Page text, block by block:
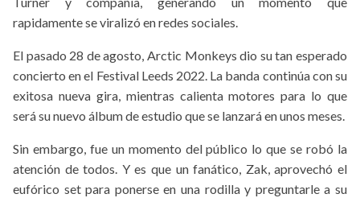
rapidamente se viralizó en redes sociales.
El pasado 28 de agosto, Arctic Monkeys dio su tan esperado
concierto en el Festival Leeds 2022. La banda continúa con su
exitosa nueva gira, mientras calienta motores para lo que
será su nuevo álbum de estudio que se lanzará en unos meses.
Sin embargo, fue un momento del público lo que se robó la
atención de todos. Y es que un fanático, Zak, aprovechó el
eufórico set para ponerse en una rodilla y preguntarle a su